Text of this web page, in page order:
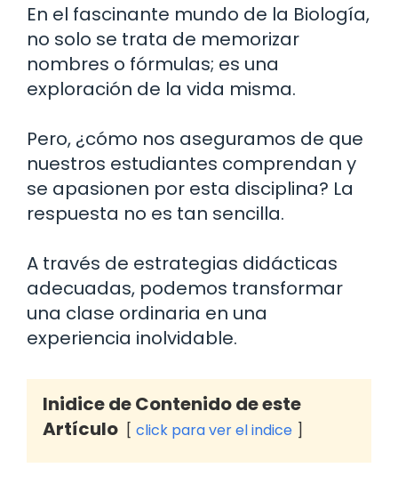
En el fascinante mundo de la Biología,
no solo se trata de memorizar
nombres o fórmulas; es una
exploración de la vida misma.
Pero, ¿cómo nos aseguramos de que
nuestros estudiantes comprendan y
se apasionen por esta disciplina? La
respuesta no es tan sencilla.
A través de estrategias didácticas
adecuadas, podemos transformar
una clase ordinaria en una
experiencia inolvidable.
Inidice de Contenido de este
Artículo
click para ver el indice